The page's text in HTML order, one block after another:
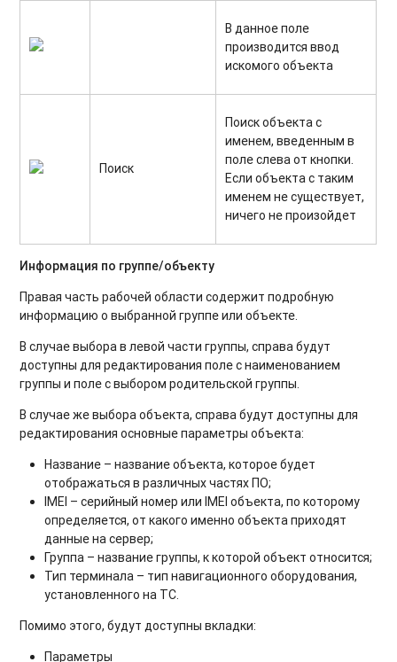
В данное поле
производится ввод
искомого объекта
Поиск
Поиск объекта с
именем, введенным в
поле слева от кнопки.
Если объекта с таким
именем не существует,
ничего не произойдет
Информация по группе/объекту
Правая часть рабочей области содержит подробную
информацию о выбранной группе или объекте.
В случае выбора в левой части группы, справа будут
доступны для редактирования поле с наименованием
группы и поле с выбором родительской группы.
В случае же выбора объекта, справа будут доступны для
редактирования основные параметры объекта:
Название – название объекта, которое будет
отображаться в различных частях ПО;
IMEI – серийный номер или IMEI объекта, по которому
определяется, от какого именно объекта приходят
данные на сервер;
Группа – название группы, к которой объект относится;
Тип терминала – тип навигационного оборудования,
установленного на ТС.
Помимо этого, будут доступны вкладки:
Параметры